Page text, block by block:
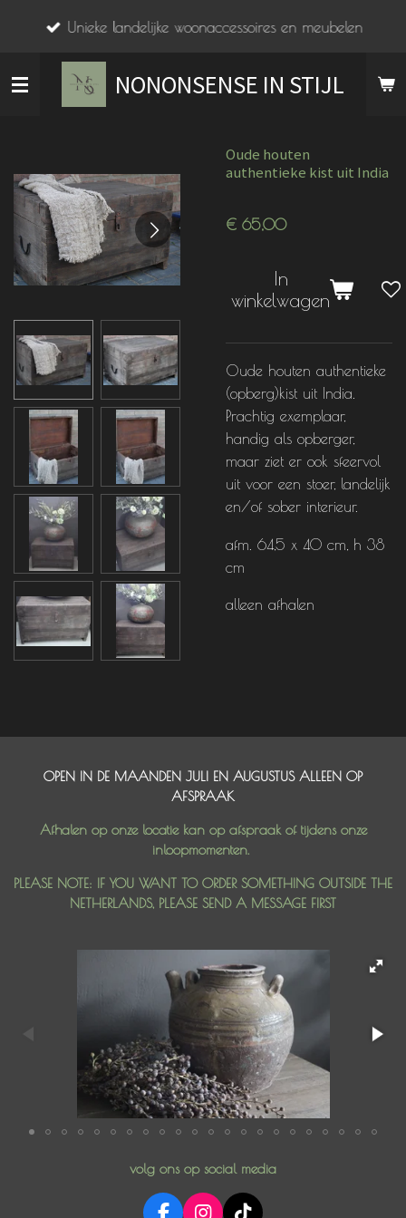
de
hoofdinhoud
NONONSENSE IN STIJL
Unieke landelijke woonaccessoires en meubelen
Oude houten
authentieke kist uit India
€ 65,00
In
winkelwagen
Oude houten authentieke
(opberg)kist uit India.
Prachtig exemplaar,
handig als opberger,
maar ziet er ook sfeervol
uit voor een stoer, landelijk
en/of sober interieur.
afm. 64,5 x 40 cm, h 38
cm
alleen afhalen
OPEN IN DE MAANDEN JULI EN AUGUSTUS ALLEEN OP
AFSPRAAK
Afhalen op onze locatie kan op afspraak of tijdens onze
inloopmomenten.
PLEASE NOTE: IF YOU WANT TO ORDER SOMETHING OUTSIDE THE
NETHERLANDS, PLEASE SEND A MESSAGE FIRST
volg ons op social media